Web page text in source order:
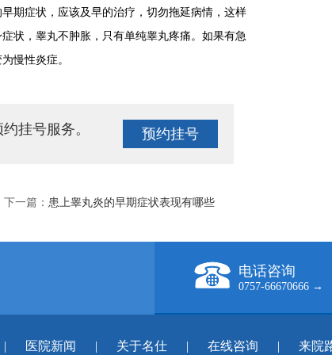
症状，应该及早的治疗，切勿拖延病情，这样
状，睾丸不肿胀，只有单纯睾丸疼痛。如果有急
慢性炎症。
挂号服务。 预约挂号
下一篇： 患上睾丸炎的早期症状表现有哪些
电话咨询
0757-66670666 →
| 医院新闻 | 关于名仕 | 在线咨询 | 来院